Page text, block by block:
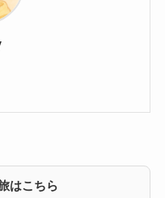
はこちら